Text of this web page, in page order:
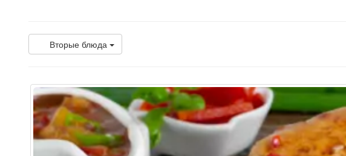
Вторые блюда